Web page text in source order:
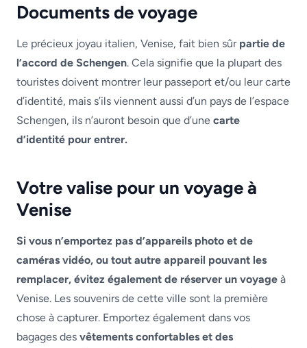
Documents de voyage
Le précieux joyau italien, Venise, fait bien sûr partie de
l’accord de Schengen. Cela signifie que la plupart des
touristes doivent montrer leur passeport et/ou leur carte
d’identité, mais s’ils viennent aussi d’un pays de l’espace
Schengen, ils n’auront besoin que d’une carte
d’identité pour entrer.
Votre valise pour un voyage à
Venise
Si vous n’emportez pas d’appareils photo et de
caméras vidéo, ou tout autre appareil pouvant les
remplacer, évitez également de réserver un voyage à
Venise. Les souvenirs de cette ville sont la première
chose à capturer. Emportez également dans vos
bagages des vêtements confortables et des